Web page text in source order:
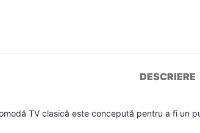
DESCRIERE
TV clasică este concepută pentru a fi un